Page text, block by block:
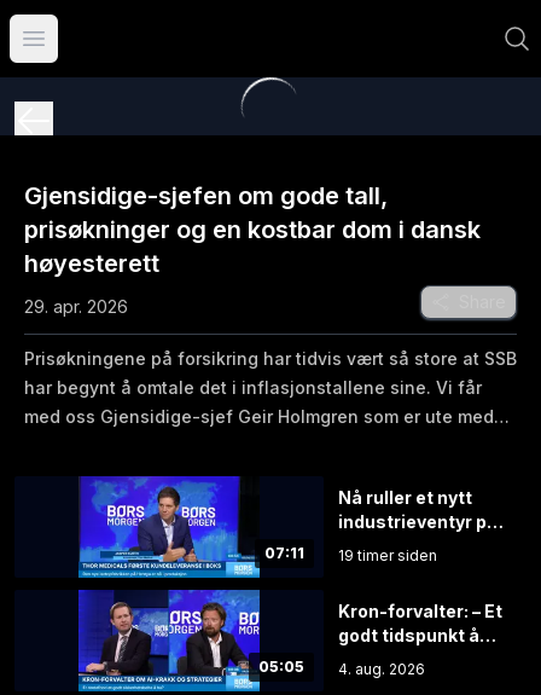
Åpne hovedmeny
Gjensidige-sjefen om gode tall,
prisøkninger og en kostbar dom i dansk
høyesterett
29. apr. 2026
Prisøkningene på forsikring har tidvis vært så store at SSB
har begynt å omtale det i inflasjonstallene sine. Vi får
med oss Gjensidige-sjef Geir Holmgren som er ute med
kraftigere enn den generelle inflasjonen. Vi diskuterer
også den ferske høyesterettsdommen i Danmark som kan
koste selskapet og bransjen milliardbeløp.
07:11
Nå ruller et nytt
industrieventyr på
Herøya
19 timer siden
05:05
Kron-forvalter: – Et
godt tidspunkt å
spre
investeringene
4. aug. 2026